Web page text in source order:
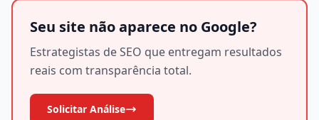
Seu site não aparece no Google?
Estrategistas de SEO que entregam resultados
reais com transparência total.
Solicitar Análise